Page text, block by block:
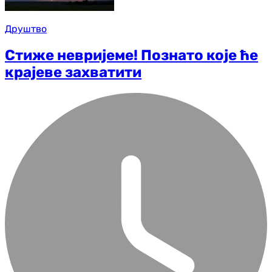
Друштво
Стиже невријеме! Познато које ће
крајеве захватити